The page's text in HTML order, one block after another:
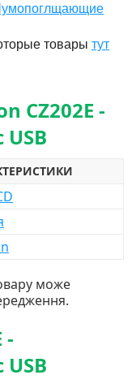
товары тут
CZ202E -
може
-